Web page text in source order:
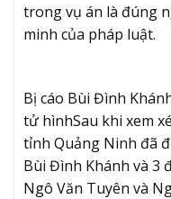
trong vụ án là đúng
minh của pháp luật.
Bị cáo Bùi Đình
tử hìnhSau khi xem
tỉnh Quảng Ninh đã
Bùi Đình Khánh và 3
Ngô Văn Tuyên và